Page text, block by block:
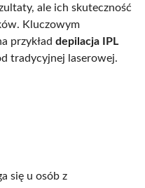
ale ich skuteczność
Kluczowym
przykład depilacja IPL
tradycyjnej laserowej.
się u osób z